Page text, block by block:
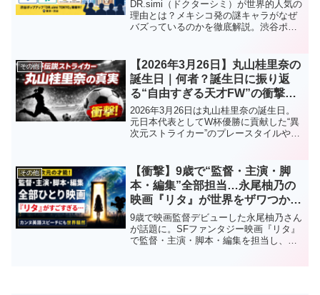
DR.simi（ドクターシミ）が世界的人気の
理由とは？メキシコ発の謎キャラがなぜ
バズっているのかを徹底解説。渋谷ポッ
紹介。GW前に行くべき注目スポット。
その他
【2026年3月26日】丸山桂里奈の
誕生日｜何者？誕生日に振り返
る“自由すぎる天才FW”の衝撃キ
ャリア
2026年3月26日は丸山桂里奈の誕生日。
元日本代表としてW杯優勝に貢献した“異
次元ストライカー”のプレースタイルやプ
その他
【衝撃】9歳で“監督・主演・脚
本・編集”全部担当…永尾柚乃の
映画『リタ』が世界をザワつかせ
る理由3つ
9歳で映画監督デビューした永尾柚乃さん
が話題に。SFファンタジー映画『リタ』
で監督・主演・脚本・編集を担当し、カ